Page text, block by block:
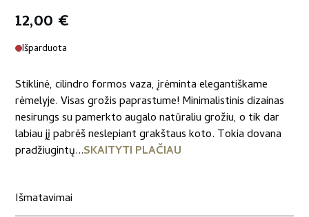
12,00 €
Išparduota
Stiklinė, cilindro formos vaza, įrėminta elegantiškame
rėmelyje. Visas grožis paprastume! Minimalistinis dizainas
nesirungs su pamerkto augalo natūraliu grožiu, o tik dar
labiau jį pabrėš neslepiant grakštaus koto. Tokia dovana
pradžiugintų...SKAITYTI PLAČIAU
Išmatavimai